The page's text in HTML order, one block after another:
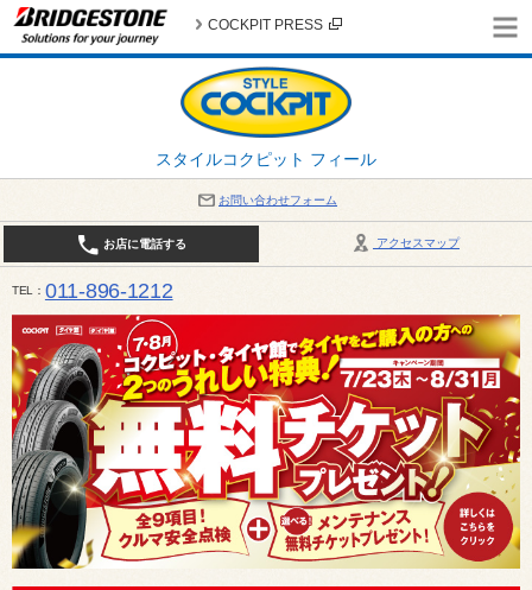
スタイルコクピット フィール
COCKPIT PRESS
お問い合わせフォーム
アクセスマップ
お店に電話する
TEL 011-896-1212
平日・日・祝日：作業受付10:00～17:30 、商談受付は10:00～18:00 まで 営業時間は10:00～
受け出来ない場合がございます。店舗までお問い合わせください。電話も込み合うことが予想さ
日：2026年8月の定休日 毎週 火曜日と水曜日 8月10日(月曜日) から 8月14日(金曜